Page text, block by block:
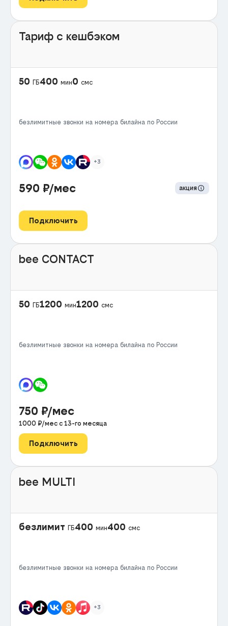
Тариф с кешбэком
50 ГБ400 мин0 смс
безлимитные звонки на номера билайна по России
+3
590 ₽/мес акция
Подключить
bee CONTACT
50 ГБ1200 мин1200 смс
безлимитные звонки на номера билайна по России
750 ₽/мес
1000 ₽/мес с 13-го месяца
Подключить
bee MULTI
безлимит ГБ400 мин400 смс
безлимитные звонки на номера билайна по России
+3